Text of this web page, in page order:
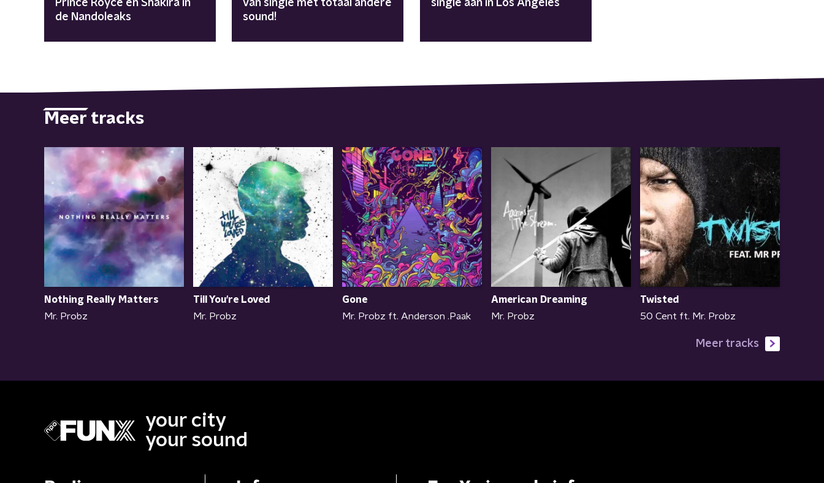
Prince Royce en Shakira in
de Nandoleaks
van single met totaal andere
sound!
single aan in Los Angeles
Meer tracks
Nothing Really Matters
Mr. Probz
Till You're Loved
Mr. Probz
Gone
Mr. Probz ft. Anderson .Paak
American Dreaming
Mr. Probz
Twisted
50 Cent ft. Mr. Probz
Meer tracks
your city
your sound